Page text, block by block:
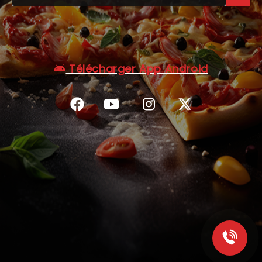
C.G.V
Télécharger App Android